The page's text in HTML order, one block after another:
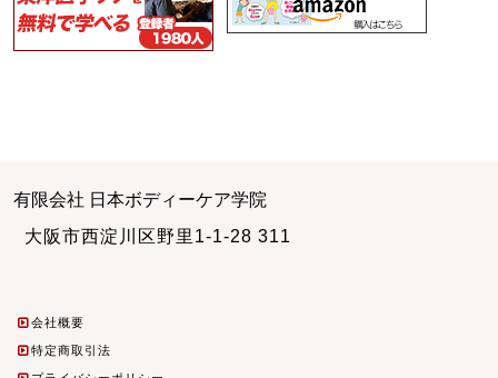
有限会社 日本ボディーケア学院
大阪市西淀川区野里1-1-28 311
会社概要
特定商取引法